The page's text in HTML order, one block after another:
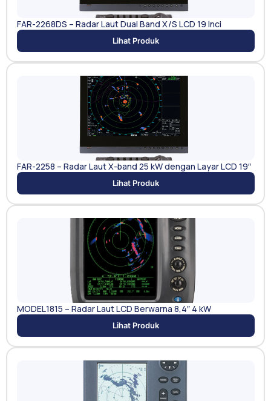
FAR-2268DS – Radar Laut Dual Band X/S LCD 19 Inci
Lihat Produk
FAR-2258 – Radar Laut X-band 25 kW dengan Layar LCD 19″
Lihat Produk
MODEL1815 – Radar Laut LCD Berwarna 8,4″ 4 kW
Lihat Produk